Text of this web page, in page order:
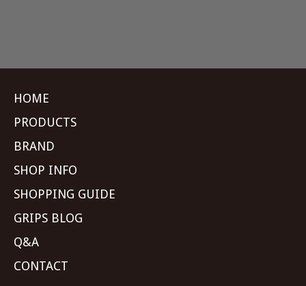
HOME
PRODUCTS
BRAND
SHOP INFO
SHOPPING GUIDE
GRIPS BLOG
Q&A
CONTACT